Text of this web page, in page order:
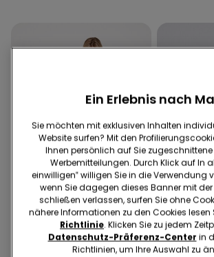
3 Farben
Ein Erlebnis nach
Sie möchten mit exklusiven Inhalten
Website surfen? Mit den
Ihnen persönlich auf Sie
Werbemitteilungen. Durch Klick auf In
einwilligen‟ willigen Sie in die Verwendung
wenn Sie dagegen dieses Banner mit
schließen verlassen, surfen Sie ohne
nähere Informationen zu den Cookies lesen
Richtlinie. Klicken Sie zu jedem
Datenschutz-Präferenz-Center in
Richtlinien, um Ihre Auswahl zu